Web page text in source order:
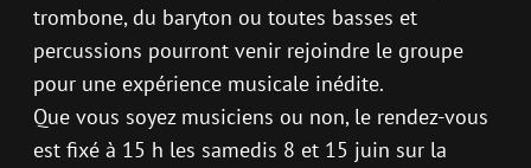
trombone, du baryton ou toutes basses et
percussions pourront venir rejoindre le groupe
pour une expérience musicale inédite.
Que vous soyez musiciens ou non, le rendez-vous
est fixé à 15 h les samedis 8 et 15 juin sur la